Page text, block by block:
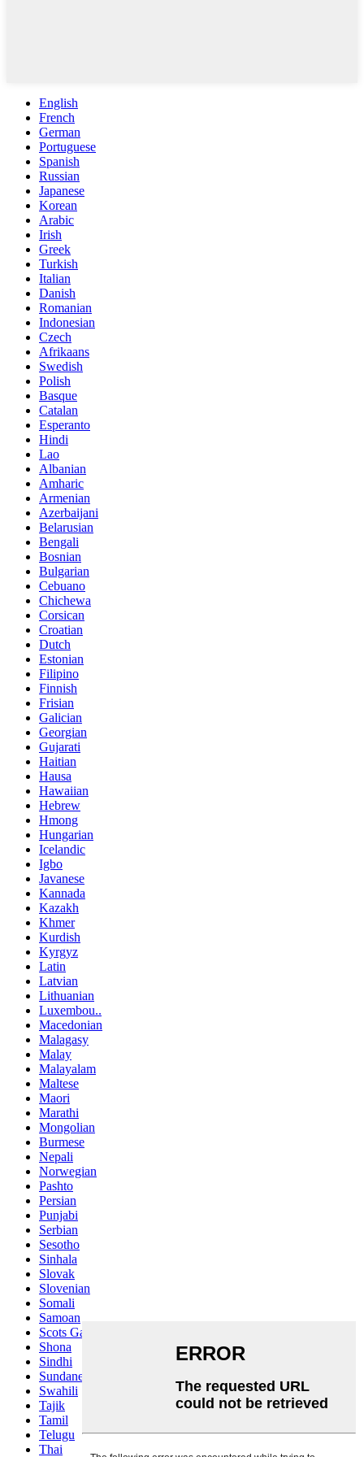
English
French
German
Portuguese
Spanish
Russian
Japanese
Korean
Arabic
Irish
Greek
Turkish
Italian
Danish
Romanian
Indonesian
Czech
Afrikaans
Swedish
Polish
Basque
Catalan
Esperanto
Hindi
Lao
Albanian
Amharic
Armenian
Azerbaijani
Belarusian
Bengali
Bosnian
Bulgarian
Cebuano
Chichewa
Corsican
Croatian
Dutch
Estonian
Filipino
Finnish
Frisian
Galician
Georgian
Gujarati
Haitian
Hausa
Hawaiian
Hebrew
Hmong
Hungarian
Icelandic
Igbo
Javanese
Kannada
Kazakh
Khmer
Kurdish
Kyrgyz
Latin
Latvian
Lithuanian
Luxembou..
Macedonian
Malagasy
Malay
Malayalam
Maltese
Maori
Marathi
Mongolian
Burmese
Nepali
Norwegian
Pashto
Persian
Punjabi
Serbian
Sesotho
Sinhala
Slovak
Slovenian
Somali
Samoan
Scots Gaelic
Shona
Sindhi
Sundanese
Swahili
Tajik
Tamil
Telugu
Thai